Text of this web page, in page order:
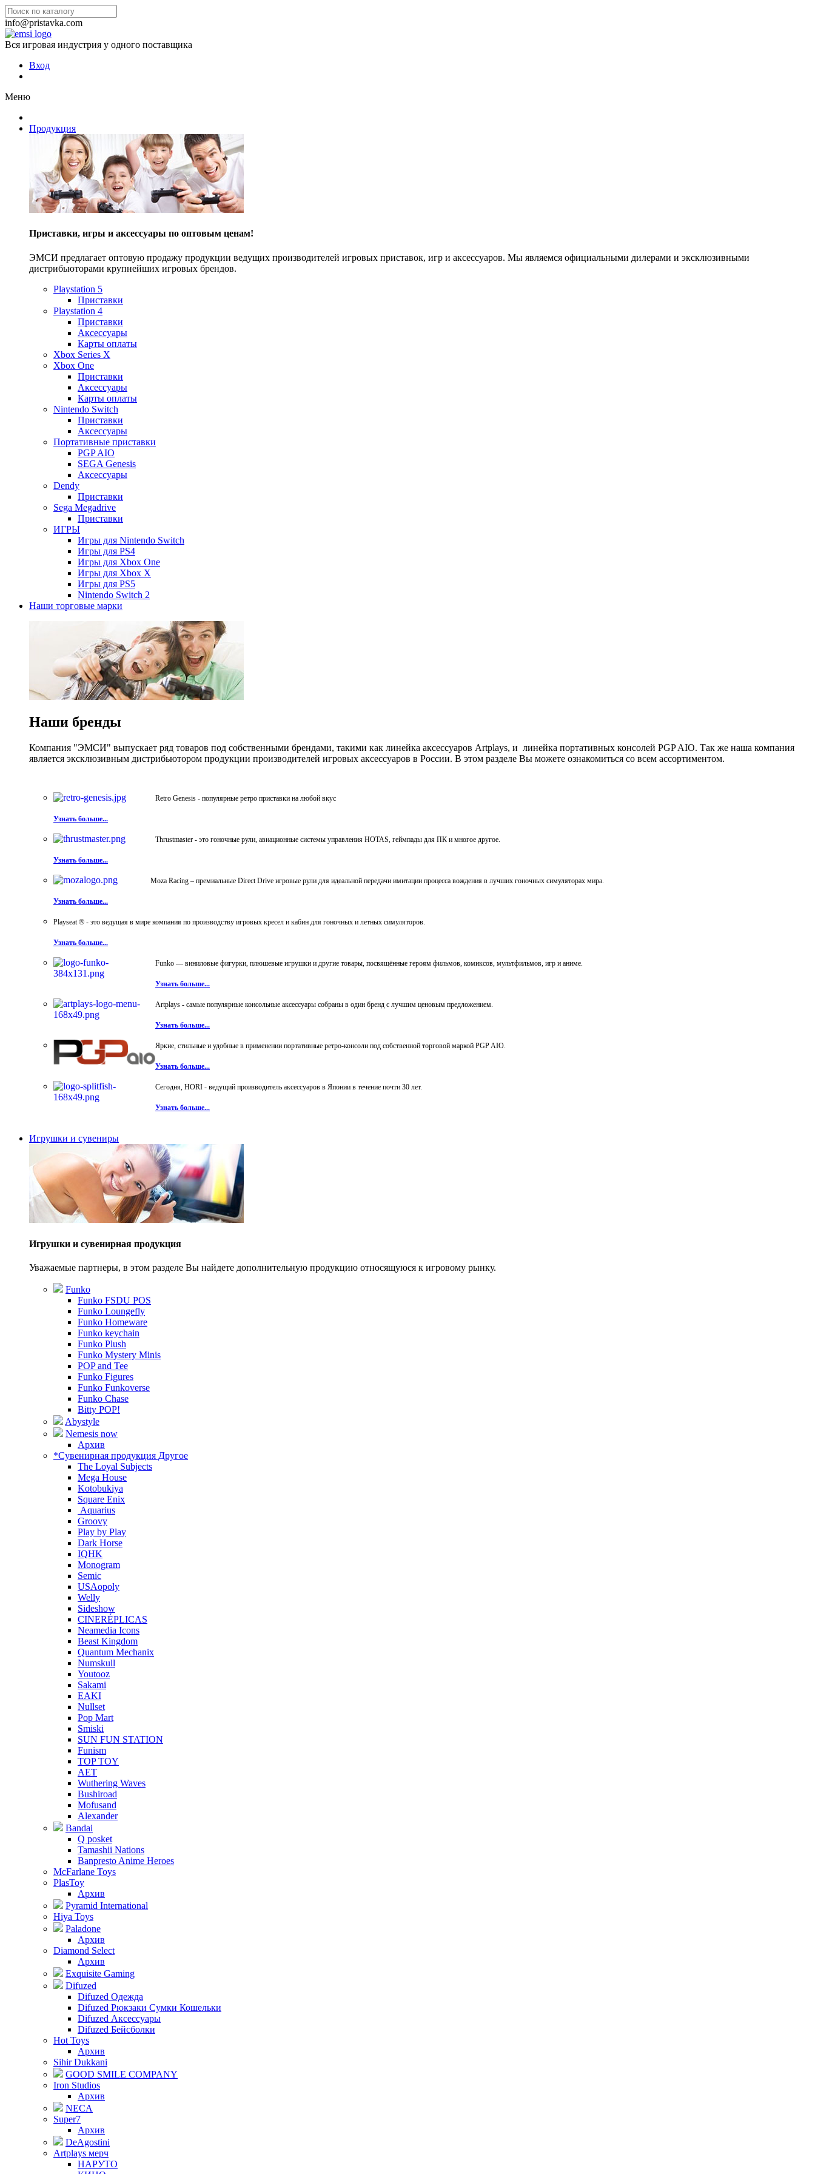
info@pristavka.com
Вся игровая индустрия у одного поставщика
Вход
Меню
Продукция
Приставки, игры и аксессуары по оптовым ценам!
ЭМСИ предлагает оптовую продажу продукции ведущих производителей игровых приставок, игр и аксессуаров. Мы являемся официальными дилерами и эксклюзивными
дистрибьюторами крупнейших игровых брендов.
Playstation 5
Приставки
Playstation 4
Приставки
Аксессуары
Карты оплаты
Xbox Series X
Xbox One
Приставки
Аксессуары
Карты оплаты
Nintendo Switch
Приставки
Аксессуары
Портативные приставки
PGP AIO
SEGA Genesis
Аксессуары
Dendy
Приставки
Sega Megadrive
Приставки
ИГРЫ
Игры для Nintendo Switch
Игры для PS4
Игры для Xbox One
Игры для Xbox X
Игры для PS5
Nintendo Switch 2
Наши торговые марки
Наши бренды
Компания "ЭМСИ" выпускает ряд товаров под собственными брендами, такими как линейка аксессуаров Artplays, и линейка портативных консолей PGP AIO. Так же наша компания
является эксклюзивным дистрибьютором продукции производителей игровых аксессуаров в России. В этом разделе Вы можете ознакомиться со всем ассортиментом.
Retro Genesis - популярные ретро приставки на любой вкус
Узнать больше...
Thrustmaster - это гоночные рули, авиационные системы управления HOTAS, геймпады для ПК и многое другое.
Узнать больше...
Moza Racing – премиальные Direct Drive игровые рули для идеальной передачи имитации процесса вождения в лучших гоночных симуляторах мира.
Узнать больше...
Playseat ® - это ведущая в мире компания по производству игровых кресел и кабин для гоночных и летных симуляторов.
Узнать больше...
Funko — виниловые фигурки, плюшевые игрушки и другие товары, посвящённые героям фильмов, комиксов, мультфильмов, игр и аниме.
Узнать больше...
Artplays - самые популярные консольные аксессуары собраны в один бренд с лучшим ценовым предложением.
Узнать больше...
Яркие, стильные и удобные в применении портативные ретро-консоли под собственной торговой маркой PGP AIO.
Узнать больше...
Сегодня, HORI - ведущий производитель аксессуаров в Японии в течение почти 30 лет.
Узнать больше...
Игрушки и сувениры
Игрушки и сувенирная продукция
Уважаемые партнеры, в этом разделе Вы найдете дополнительную продукцию относящуюся к игровому рынку.
Funko
Funko FSDU POS
Funko Loungefly
Funko Homeware
Funko keychain
Funko Plush
Funko Mystery Minis
POP and Tee
Funko Figures
Funko Funkoverse
Funko Chase
Bitty POP!
Abystyle
Nemesis now
Архив
*Сувенирная продукция Другое
The Loyal Subjects
Mega House
Kotobukiya
Square Enix
Aquarius
Groovy
Play by Play
Dark Horse
IQHK
Monogram
Semic
USAopoly
Welly
Sideshow
CINERÉPLICAS
Neamedia Icons
Beast Kingdom
Quantum Mechanix
Numskull
Youtooz
Sakami
EAKI
Nullset
Pop Mart
Smiski
SUN FUN STATION
Funism
TOP TOY
AET
Wuthering Waves
Bushiroad
Mofusand
Alexander
Bandai
Q posket
Tamashii Nations
Banpresto Anime Heroes
McFarlane Toys
PlasToy
Архив
Pyramid International
Hiya Toys
Paladone
Архив
Diamond Select
Архив
Exquisite Gaming
Difuzed
Difuzed Одежда
Difuzed Рюкзаки Сумки Кошельки
Difuzed Аксессуары
Difuzed Бейсболки
Hot Toys
Архив
Sihir Dukkani
GOOD SMILE COMPANY
Iron Studios
Архив
NECA
Super7
Архив
DeAgostini
Artplays мерч
НАРУТО